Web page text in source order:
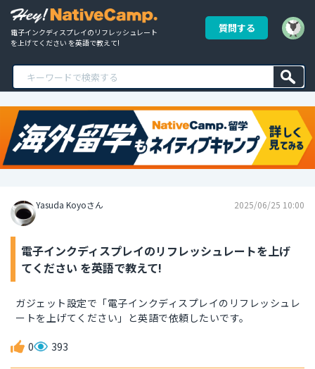
電子インクディスプレイのリフレッシュレート
を上げてください を英語で教えて!
質問する
Yasuda Koyoさん 2025/06/25 10:00
電子インクディスプレイのリフレッシュレートを上げ
てください を英語で教えて!
ガジェット設定で「電子インクディスプレイのリフレッシュレ
ートを上げてください」と英語で依頼したいです。
0 393